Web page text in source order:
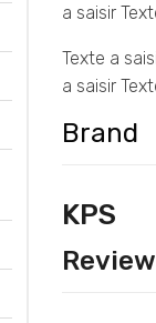
a saisir
Texte a
a saisir
Brand
KPS